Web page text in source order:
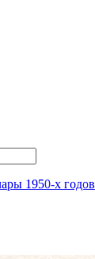
1950-х годов